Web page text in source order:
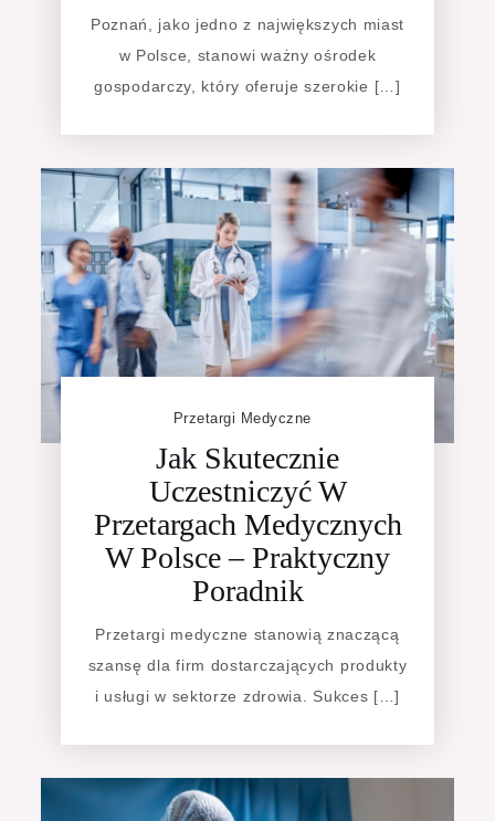
Poznań, jako jedno z największych miast
w Polsce, stanowi ważny ośrodek
gospodarczy, który oferuje szerokie […]
Przetargi Medyczne
Jak Skutecznie
Uczestniczyć W
Przetargach Medycznych
W Polsce – Praktyczny
Poradnik
Przetargi medyczne stanowią znaczącą
szansę dla firm dostarczających produkty
i usługi w sektorze zdrowia. Sukces […]